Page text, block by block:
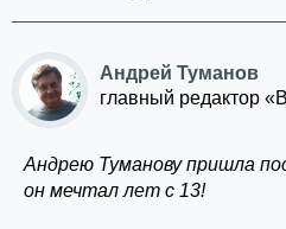
Андрей Туманов
главный редактор
Андрею Туманову пришла
он мечтал лет с 13!